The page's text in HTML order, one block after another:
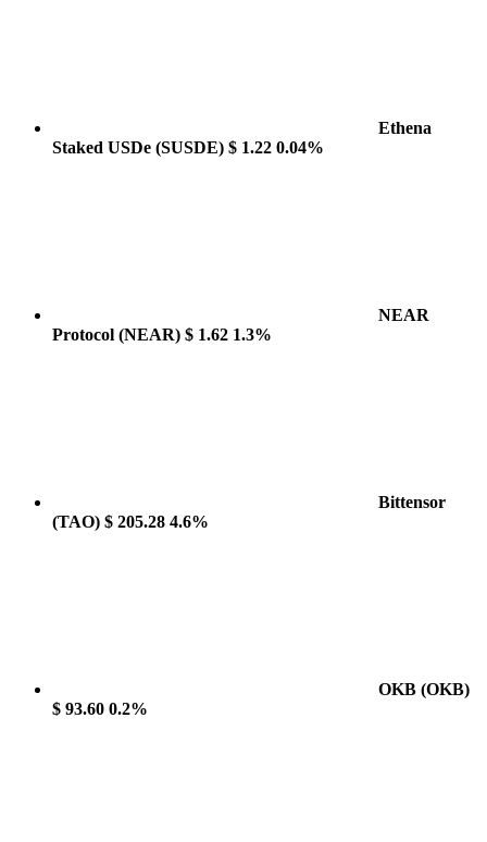
Ethena
Staked USDe (SUSDE) $ 1.22 0.04%
NEAR
Protocol (NEAR) $ 1.62 1.3%
Bittensor
(TAO) $ 205.28 4.6%
OKB (OKB)
$ 93.60 0.2%